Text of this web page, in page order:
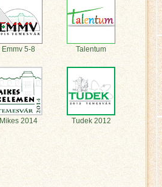
Emmv 5-8 Talentum
Mikes 2014 Tudek 2012